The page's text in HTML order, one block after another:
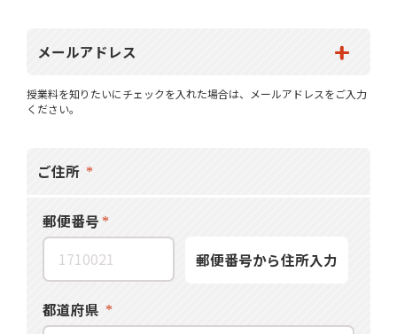
メールアドレス
授業料を知りたいにチェックを入れた場合は、メールアドレスをご入力
ください。
ご住所
郵便番号
郵便番号から住所入力
都道府県